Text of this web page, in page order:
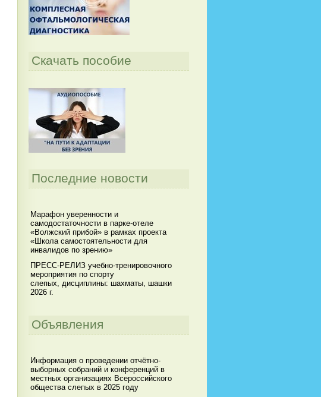
Скачать пособие
Последние новости
Марафон уверенности и
самодостаточности в парке-отеле
«Волжский прибой» в рамках проекта
«Школа самостоятельности для
инвалидов по зрению»
ПРЕСС-РЕЛИЗ учебно-тренировочного
мероприятия по спорту
слепых, дисциплины: шахматы, шашки
2026 г.
Объявления
Информация о проведении отчётно-
выборных собраний и конференций в
местных организациях Всероссийского
общества слепых в 2025 году